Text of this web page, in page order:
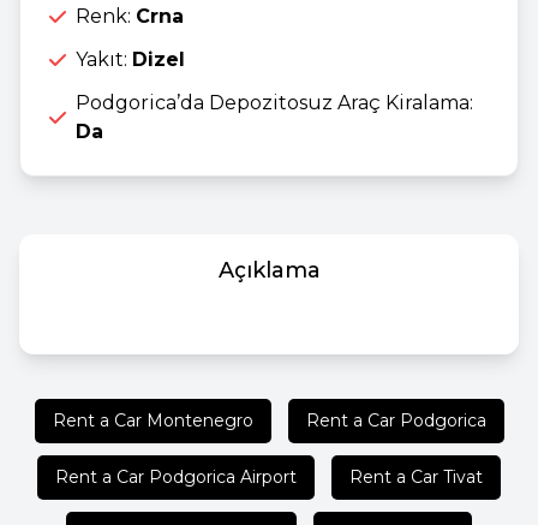
Renk: Crna
Yakıt: Dizel
Podgorica’da Depozitosuz Araç Kiralama:
Da
Açıklama
Rent a Car Montenegro Rent a Car Podgorica
Rent a Car Podgorica Airport Rent a Car Tivat